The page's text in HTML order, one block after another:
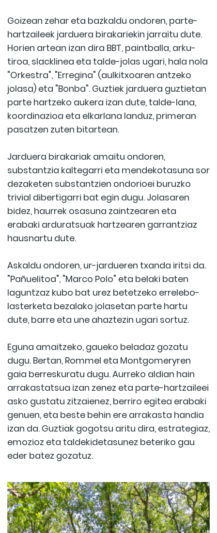
Goizean zehar eta bazkaldu ondoren, parte-
hartzaileek jarduera birakariekin jarraitu dute.
Horien artean izan dira BBT, paintballa, arku-
tiroa, slacklinea eta talde-jolas ugari, hala nola
"Orkestra", "Erregina" (aulkitxoaren antzeko
jolasa) eta "Bonba". Guztiek jarduera guztietan
parte hartzeko aukera izan dute, talde-lana,
koordinazioa eta elkarlana landuz, primeran
pasatzen zuten bitartean.
Jarduera birakariak amaitu ondoren,
substantzia kaltegarri eta mendekotasuna sor
dezaketen substantzien ondorioei buruzko
trivial dibertigarri bat egin dugu. Jolasaren
bidez, haurrek osasuna zaintzearen eta
erabaki arduratsuak hartzearen garrantziaz
hausnartu dute.
Askaldu ondoren, ur-jardueren txanda iritsi da.
"Pañuelitoa", "Marco Polo" eta belaki baten
laguntzaz kubo bat urez betetzeko errelebo-
lasterketa bezalako jolasetan parte hartu
dute, barre eta une ahaztezin ugari sortuz.
Eguna amaitzeko, gaueko beladaz gozatu
dugu. Bertan, Rommel eta Montgomeryren
gaia berreskuratu dugu. Aurreko aldian hain
arrakastatsua izan zenez eta parte-hartzaileei
asko gustatu zitzaienez, berriro egitea erabaki
genuen, eta beste behin ere arrakasta handia
izan da. Guztiak gogotsu aritu dira, estrategiaz,
emozioz eta taldekidetasunez beteriko gau
eder batez gozatuz.